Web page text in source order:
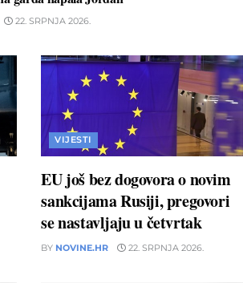
22. SRPNJA 2026.
VIJESTI
EU još bez dogovora o novim
sankcijama Rusiji, pregovori
se nastavljaju u četvrtak
BY NOVINE.HR 22. SRPNJA 2026.